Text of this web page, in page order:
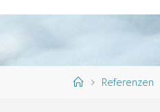
HomeReferenzen